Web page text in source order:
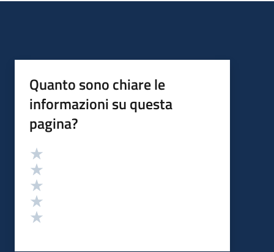
Quanto sono chiare le
informazioni su questa
pagina?
Valutazione